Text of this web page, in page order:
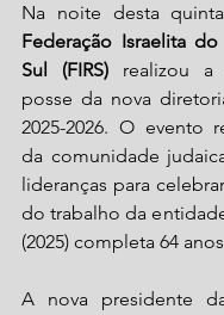
Na noite desta
Federação Israelita
Sul (FIRS) realizou a
posse da nova
2025-2026. O evento
da comunidade
lideranças para
do trabalho da
(2025) completa 64
A nova presidente